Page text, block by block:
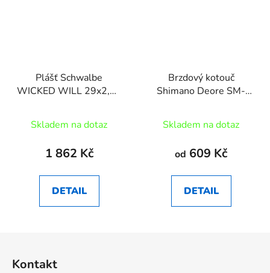
Plášť Schwalbe
WICKED WILL 29x2,25
Skladem na dotaz
1 862 Kč
DETAIL
Brzdový kotouč
Shimano Deore SM-
Skladem na dotaz
od 609 Kč
DETAIL
Kontakt